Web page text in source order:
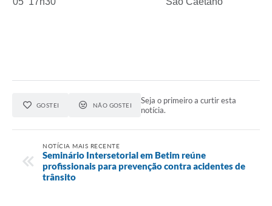
GOSTEI NÃO GOSTEI
Seja o primeiro a curtir esta
notícia.
NOTÍCIA MAIS RECENTE
Seminário Intersetorial em Betim reúne
profissionais para prevenção contra acidentes de
trânsito